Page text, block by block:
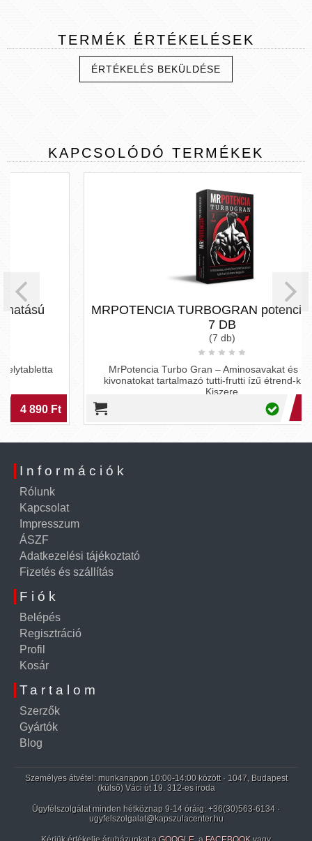
TERMÉK ÉRTÉKELÉSEK
ÉRTÉKELÉS BEKÜLDÉSE
KAPCSOLÓDÓ TERMÉKEK
MRPOTENCIA TURBOGRAN potencianövelő -
MrPotencia Turbo Gran – Aminosavakat és növényi
kivonatokat tartalmazó tutti-frutti ízű étrend-kiegészítő
13 990 Ft
12 599 Ft
Információk
Rólunk
Kapcsolat
Impresszum
ÁSZF
Adatkezelési tájékoztató
Fizetés és szállítás
Fiók
Belépés
Regisztráció
Profil
Kosár
Tartalom
Szerzők
Gyártók
Blog
Személyes átvétel: munkanapon 10:00-14:00 között · 1047, Budapest
(külső) Váci út 19. 312-es iroda
Ügyfélszolgálat minden hétköznap 9-14 óráig: +36(30)563-6134 ·
ugyfelszolgalat@kapszulacenter.hu